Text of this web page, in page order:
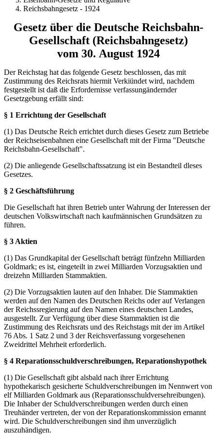
Reichsbahngesetz - 1924
Gesetz über die Deutsche Reichsbahn-
Gesellschaft (Reichsbahngesetz)
vom 30. August 1924
Der Reichstag hat das folgende Gesetz beschlossen, das mit
Zustimmung des Reichsrats hiermit Verkiündet wird, nachdem
festgestellt ist daß die Erfordernisse verfassungändernder
Gesetzgebung erfällt sind:
§ 1 Errichtung der Gesellschaft
(1) Das Deutsche Reich errichtet durch dieses Gesetz zum Betriebe
der Reichseisenbahnen eine Gesellschaft mit der Firma "Deutsche
Reichsbahn-Gesellschaft".
(2) Die anliegende Gesellschaftssatzung ist ein Bestandteil dleses
Gesetzes.
§ 2 Geschäftsführung
Die Gesellschaft hat ihren Betrieb unter Wahrung der Interessen der
deutschen Volkswirtschaft nach kaufmännischen Grundsätzen zu
führen.
§ 3 Aktien
(1) Das Grundkapital der Gesellschaft beträgt fünfzehn Milliarden
Goldmark; es ist, eingeteilt in zwei Milliarden Vorzugsaktien und
dreizehn Milliarden Stammaktien.
(2) Die Vorzugsaktien lauten auf den Inhaber. Die Stammaktien
werden auf den Namen des Deutschen Reichs oder auf Verlangen
der Reichssregierung auf den Namen eines deutschen Landes,
ausgestellt. Zur Verfügung über diese Stammaktien ist die
Zustimmung des Reichsrats und des Reichstags mit der im Artikel
76 Abs. 1 Satz 2 und 3 der Reichsverfassung vorgesehenen
Zweidrittel Mehrheit erforderlich.
§ 4 Reparationsschuldverschreibungen, Reparationshypothek
(1) Die Gesellschaft gibt alsbald nach ihrer Errichtung
hypothekarisch gesicherte Schuldverschreibungen im Nennwert von
elf Milliarden Goldmark aus (Reparationsschuldversehreibungen).
Die Inhaber der Schuldverschreibungen werden durch einen
Treuhänder vertreten, der von der Reparationskommission ernannt
wird. Die Schuldverschreibungen sind ihm unverzüglich
auszuhändigen.